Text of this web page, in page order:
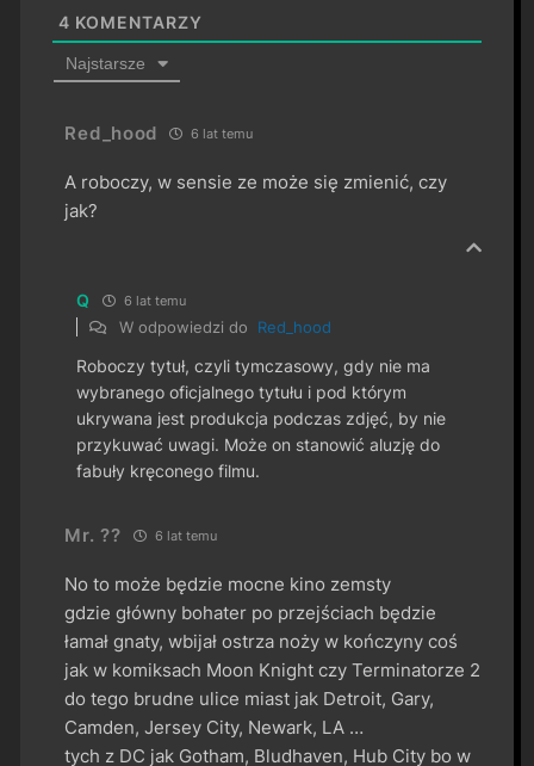
4 KOMENTARZY
Najstarsze
Red_hood 6 lat temu
A roboczy, w sensie ze może się zmienić, czy
jak?
Q 6 lat temu
W odpowiedzi do Red_hood
Roboczy tytuł, czyli tymczasowy, gdy nie ma
wybranego oficjalnego tytułu i pod którym
ukrywana jest produkcja podczas zdjęć, by nie
przykuwać uwagi. Może on stanowić aluzję do
fabuły kręconego filmu.
Mr. ?? 6 lat temu
No to może będzie mocne kino zemsty
gdzie główny bohater po przejściach będzie
łamał gnaty, wbijał ostrza noży w kończyny coś
jak w komiksach Moon Knight czy Terminatorze 2
do tego brudne ulice miast jak Detroit, Gary,
Camden, Jersey City, Newark, LA …
tych z DC jak Gotham, Bludhaven, Hub City bo w